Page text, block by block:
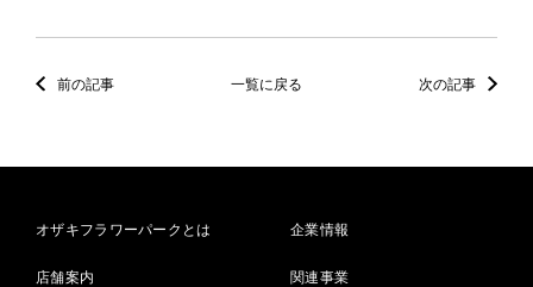
前の記事 一覧に戻る 次の記事
オザキフラワーパークとは
店舗案内
企業情報
関連事業